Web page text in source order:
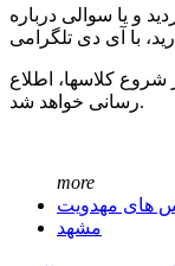
و یا سوالی درباره
شروع کلاسها، اطلاع
رسانی خواهد شد.
more
های مهدویت
مشهد